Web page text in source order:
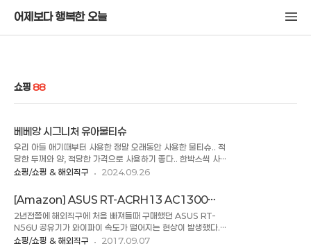
어제보다 행복한 오늘
쇼핑88
베베앙 시그니처 유아물티슈
우리 아들 애기때부터 사용한 정말 오래동안 사용한 물티슈.. 적
당한 두께와 양, 적당한 가격으로 사용하기 좋다.. 한박스씩 사서
쟁여놓고 쓰고 있었는데 쿠팡에서만 몇년간 샀구나.. 로켓배송은
다.. "이 포스팅은 쿠팡 파트너스 활동의 일환으로, 이에 따
른 일정액의 수수료를 제공받습니다."
쇼핑/쇼핑 & 해외직구 2024.09.26
[Amazon] ASUS RT-ACRH13 AC1300
Gigabit Router 구매하다
2년전쯤에 해외직구에 처음 빠져들때 구매했던 ASUS RT-
N56U 공유기가 와이파이 속도가 떨어지는 현상이 발생했다.
초기화를 해도 별다른 해결기미가 보이지 않아서 핫딜이 떴길래
쇼핑/쇼핑 & 해외직구 2017.09.07